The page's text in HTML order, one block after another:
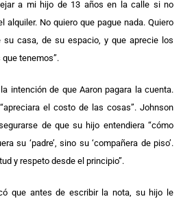
a mi hijo de 13 años en la calle si no
alquiler. No quiero que pague nada. Quiero
su casa, de su espacio, y que aprecie los
tenemos”.
intención de que Aaron pagara la cuenta.
el costo de las cosas”. Johnson
de que su hijo entendiera “cómo
su ‘padre’, sino su ‘compañera de piso’.
y respeto desde el principio”.
que antes de escribir la nota, su hijo le